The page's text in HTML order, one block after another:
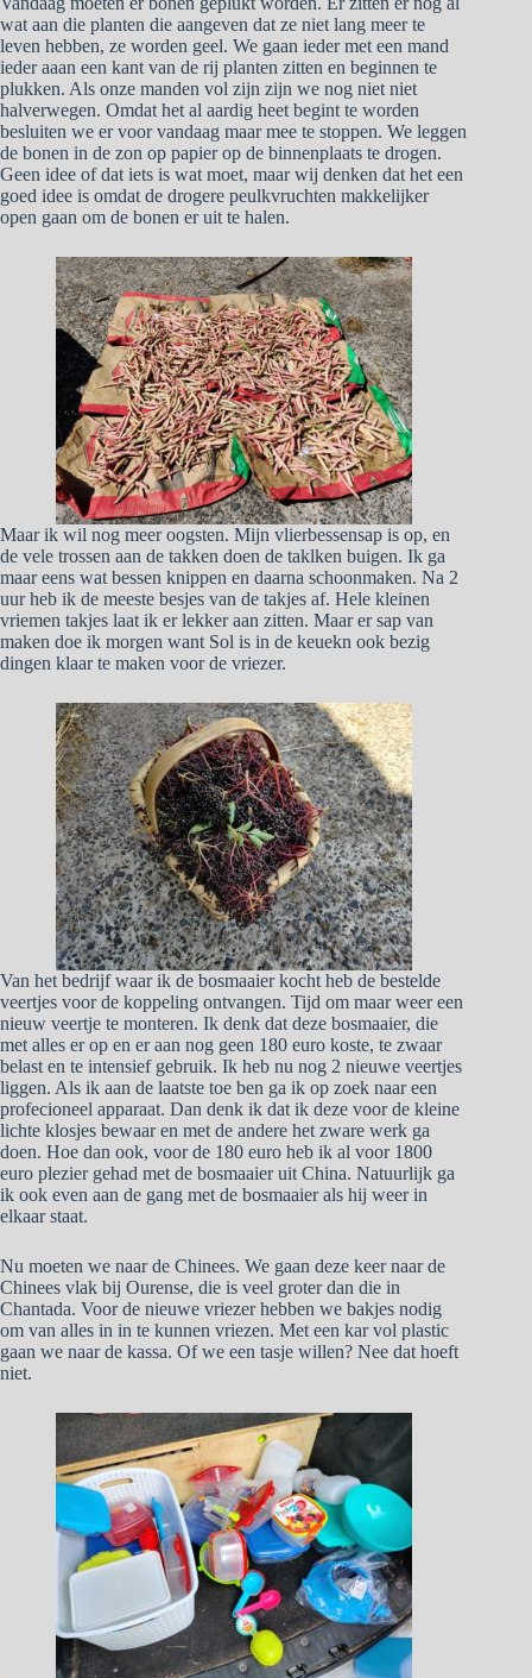
wat aan die planten die aangeven dat ze niet lang meer te
leven hebben, ze worden geel. We gaan ieder met een mand
ieder aaan een kant van de rij planten zitten en beginnen te
plukken. Als onze manden vol zijn zijn we nog niet niet
halverwegen. Omdat het al aardig heet begint te worden
besluiten we er voor vandaag maar mee te stoppen. We leggen
de bonen in de zon op papier op de binnenplaats te drogen.
Geen idee of dat iets is wat moet, maar wij denken dat het een
goed idee is omdat de drogere peulkvruchten makkelijker
open gaan om de bonen er uit te halen.
Maar ik wil nog meer oogsten. Mijn vlierbessensap is op, en
de vele trossen aan de takken doen de taklken buigen. Ik ga
maar eens wat bessen knippen en daarna schoonmaken. Na 2
uur heb ik de meeste besjes van de takjes af. Hele kleinen
vriemen takjes laat ik er lekker aan zitten. Maar er sap van
maken doe ik morgen want Sol is in de keuekn ook bezig
dingen klaar te maken voor de vriezer.
Van het bedrijf waar ik de bosmaaier kocht heb de bestelde
veertjes voor de koppeling ontvangen. Tijd om maar weer een
nieuw veertje te monteren. Ik denk dat deze bosmaaier, die
met alles er op en er aan nog geen 180 euro koste, te zwaar
belast en te intensief gebruik. Ik heb nu nog 2 nieuwe veertjes
liggen. Als ik aan de laatste toe ben ga ik op zoek naar een
profecioneel apparaat. Dan denk ik dat ik deze voor de kleine
lichte klosjes bewaar en met de andere het zware werk ga
doen. Hoe dan ook, voor de 180 euro heb ik al voor 1800
euro plezier gehad met de bosmaaier uit China. Natuurlijk ga
ik ook even aan de gang met de bosmaaier als hij weer in
elkaar staat.
Nu moeten we naar de Chinees. We gaan deze keer naar de
Chinees vlak bij Ourense, die is veel groter dan die in
Chantada. Voor de nieuwe vriezer hebben we bakjes nodig
om van alles in in te kunnen vriezen. Met een kar vol plastic
gaan we naar de kassa. Of we een tasje willen? Nee dat hoeft
niet.